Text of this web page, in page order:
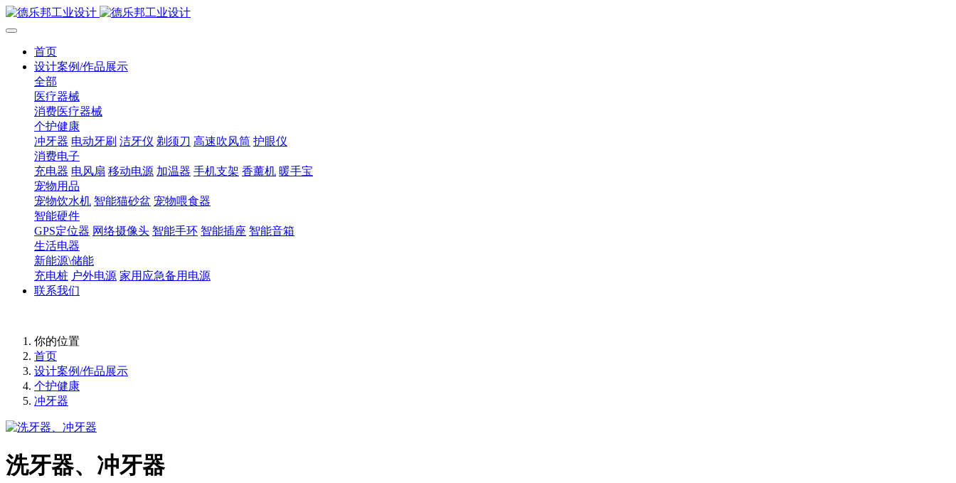
首页
设计案例/作品展示
全部
医疗器械
消费医疗器械
个护健康
冲牙器 电动牙刷 洁牙仪 剃须刀 高速吹风筒 护眼仪
消费电子
充电器 电风扇 移动电源 加温器 手机支架 香薰机 暖手宝
宠物用品
宠物饮水机 智能猫砂盆 宠物喂食器
智能硬件
GPS定位器 网络摄像头 智能手环 智能插座 智能音箱
生活电器
新能源\储能
充电桩 户外电源 家用应急备用电源
联系我们
你的位置
首页
设计案例/作品展示
个护健康
冲牙器
洗牙器、冲牙器